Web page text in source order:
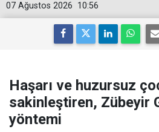
10:56
07 Ağustos 2026
Haşarı ve huzursuz
sakinleştiren, Zübeyir
yöntemi